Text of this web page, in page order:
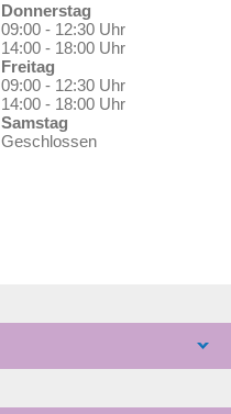
Donnerstag
09:00 - 12:30 Uhr
14:00 - 18:00 Uhr
Freitag
09:00 - 12:30 Uhr
14:00 - 18:00 Uhr
Samstag
Geschlossen